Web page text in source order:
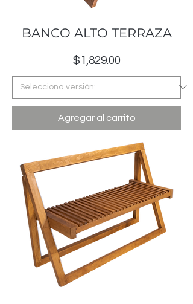
BANCO ALTO TERRAZA
Precio
$1,829.00
Agregar al carrito